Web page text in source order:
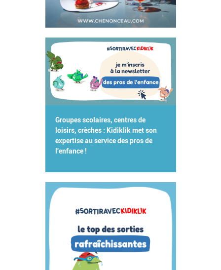
Groupes scolaires, centres de
loisirs, crèches : Kidiklik met son
expertise au service des pros de
l'enfance !